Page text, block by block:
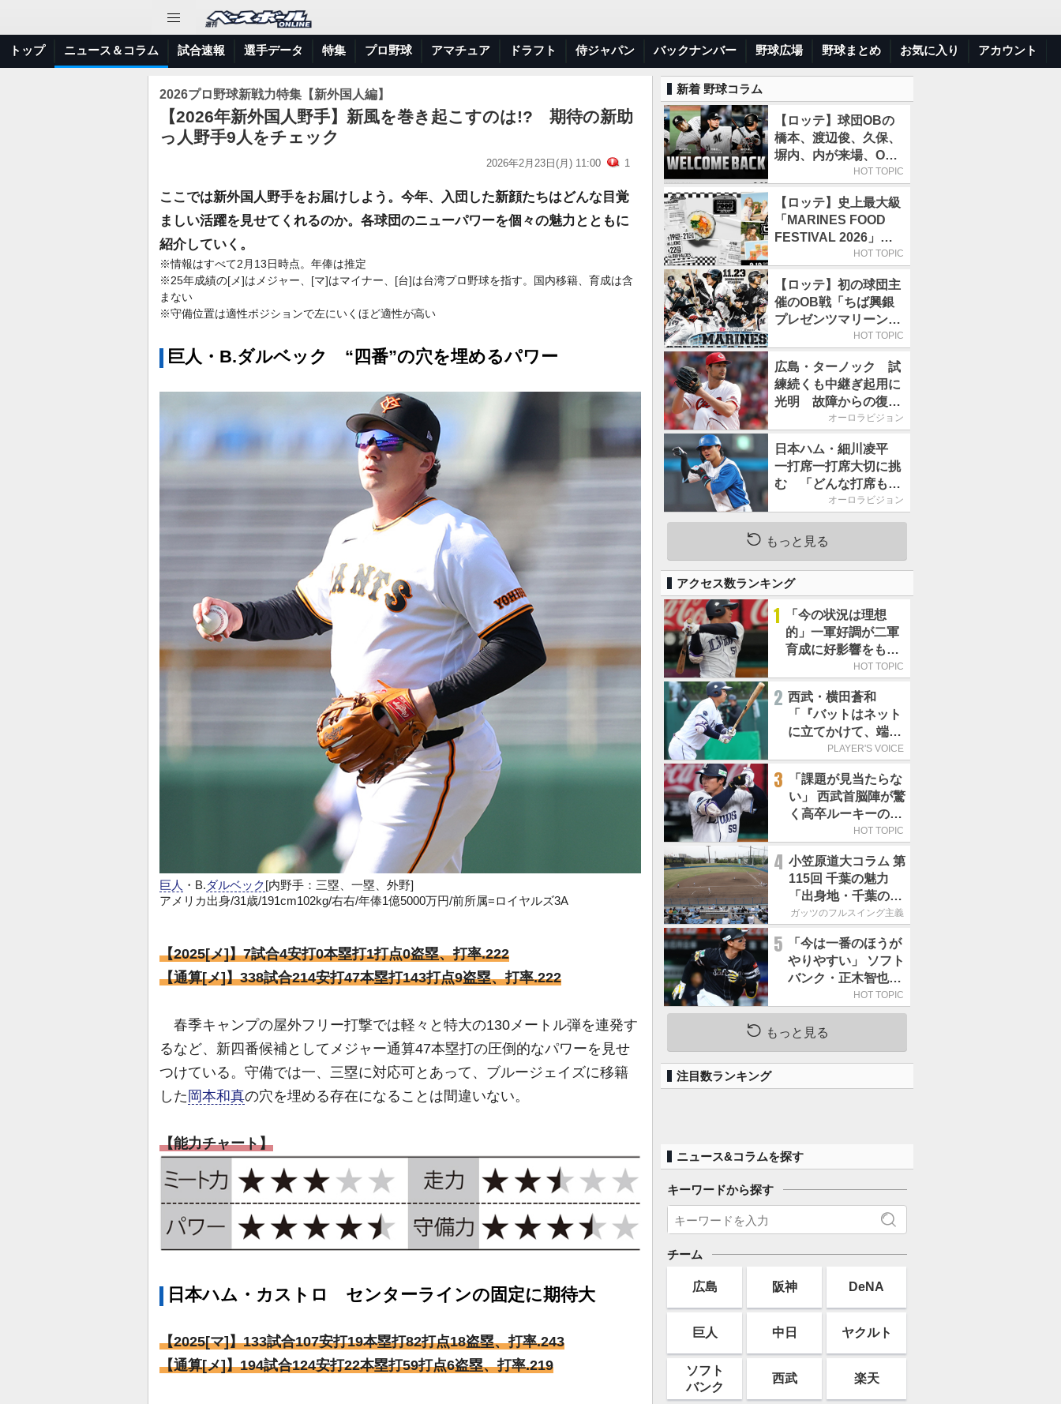
トップ ニュース＆コラム 試合速報 選手データ 特集 プロ野球 アマチュア ドラフト 侍ジャパン バックナンバー 野球広場 野球まとめ お気に入り アカウント
2026プロ野球新戦力特集【新外国人編】
【2026年新外国人野手】新風を巻き起こすのは!? 期待の新助
っ人野手9人をチェック
2026年2月23日(月) 11:00 1
ここでは新外国人野手をお届けしよう。今年、入団した新顔たちはどんな目覚
ましい活躍を見せてくれるのか。各球団のニューパワーを個々の魅力とともに
紹介していく。
※情報はすべて2月13日時点。年俸は推定
※25年成績の[メ]はメジャー、[マ]はマイナー、[台]は台湾プロ野球を指す。国内移籍、育成は含
まない
※守備位置は適性ポジションで左にいくほど適性が高い
巨人・B.ダルベック “四番”の穴を埋めるパワー
巨人 ・B.ダルベック [内野手：三塁、一塁、外野]
アメリカ出身/31歳/191cm102kg/右右/年俸1億5000万円/前所属=ロイヤルズ3A
【2025[メ]】7試合4安打0本塁打1打点0盗塁、打率.222
【通算[メ]】338試合214安打47本塁打143打点9盗塁、打率.222
春季キャンプの屋外フリー打撃では軽々と特大の130メートル弾を連発す
るなど、新四番候補としてメジャー通算47本塁打の圧倒的なパワーを見せ
つけている。守備では一、三塁に対応可とあって、ブルージェイズに移籍
した 岡本和真の穴を埋める存在になることは間違いない。
【能力チャート】
日本ハム・カストロ センターラインの固定に期待大
【2025[マ]】133試合107安打19本塁打82打点18盗塁、打率.243
【通算[メ]】194試合124安打22本塁打59打点6盗塁、打率.219
新着 野球コラム
【ロッテ】球団OBの
橋本、渡辺俊、久保、
塀内、内が来場、OB
解説も／9月22日開催
HOT TOPIC
【ロッテ】史上最大級
「MARINES FOOD
FESTIVAL 2026」第4
弾「KOREAN
日／初日はビール半額
デー
HOT TOPIC
【ロッテ】初の球団主
催のOB戦「ちば興銀
プレゼンツマリーンズ
スペシャルゲーム
催
HOT TOPIC
広島・ターノック 試
練続くも中継ぎ起用に
光明 故障からの復帰
期す／助っ人前半戦通
オーロラビジョン
日本ハム・細川凌平
一打席一打席大切に挑
む 「どんな打席も何
か意味のある打席にし
く！
オーロラビジョン
もっと見る
アクセス数ランキング
1
「今の状況は理想
的」一軍好調が二軍
育成に好影響をもた
らす西武 象徴は高
HOT TOPIC
2 西武・横田蒼和
「『バットはネット
に立てかけて、端に
置くんだぞ』と栗山
だきました」／憧れ
の人からの金言
PLAYER'S VOICE
3
「課題が見当たらな
い」 西武首脳陣が驚
く高卒ルーキーの高
HOT TOPIC
4 小笠原道大コラム 第
115回 千葉の魅力
「出身地・千葉の話
の続き。昔から野球
す」
ガッツのフルスイング主義
5
「今は一番のほうが
やりやすい」 ソフト
バンク・正木智也が
覚醒した理由HOT TOPIC
もっと見る
注目数ランキング
ニュース&コラムを探す
キーワードから探す
チーム
広島 阪神 DeNA
巨人 中日 ヤクルト
ソフト
バンク
西武 楽天